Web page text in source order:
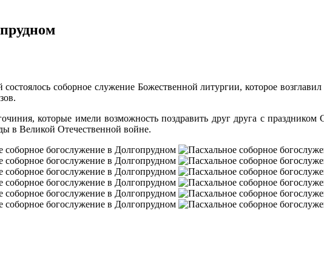
соборное служение Божественной литургии, которое
которые имели возможность поздравить друг друга с
в Великой Отечественной войне.